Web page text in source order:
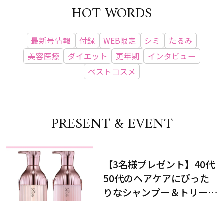
HOT WORDS
最新号情報 付録 WEB限定 シミ
たるみ
美容医療
ダイエット 更年期
インタビュー
ベストコスメ
PRESENT & EVENT
【3名様プレゼント】40代
50代のヘアケアにぴった
りなシャンプー＆トリート